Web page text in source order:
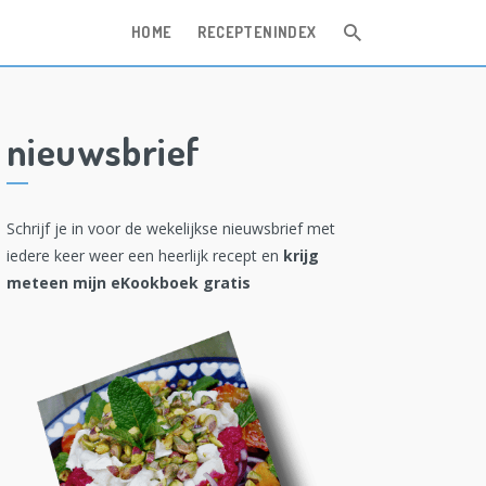
HOME RECEPTENINDEX
nieuwsbrief
Schrijf je in voor de wekelijkse nieuwsbrief met
iedere keer weer een heerlijk recept en krijg
meteen mijn eKookboek gratis